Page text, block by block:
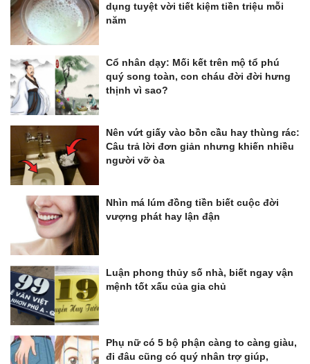
dụng tuyệt vời tiết kiệm tiền triệu mỗi
năm
Cổ nhân dạy: Mối kết trên mộ tổ phú
quý song toàn, con cháu đời đời hưng
thịnh vì sao?
Nên vứt giấy vào bồn cầu hay thùng rác:
Câu trả lời đơn giản nhưng khiến nhiều
người vỡ òa
Nhìn má lúm đồng tiền biết cuộc đời
vượng phát hay lận đận
Luận phong thủy số nhà, biết ngay vận
mệnh tốt xấu của gia chủ
Phụ nữ có 5 bộ phận càng to càng giàu,
đi đâu cũng có quý nhân trợ giúp,